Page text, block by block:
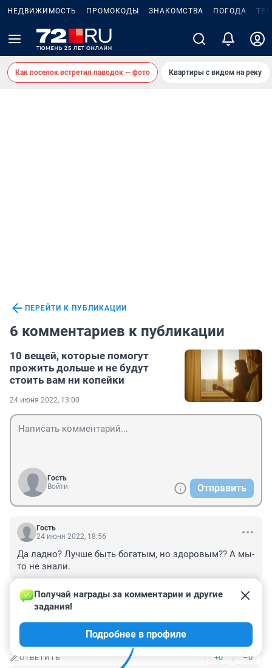
НЕДВИЖИМОСТЬ ПРОМОКОДЫ ЗНАКОМСТВА ПОГОДА
Как поселок встретил паводок — фото Квартиры с видом на реку
ПЕРЕЙТИ К ПУБЛИКАЦИИ
6 комментариев к публикации
10 вещей, которые помогут
прожить дольше и не будут
стоить вам ни копейки
24 июня 2022, 13:00
Гость
Войти
Отправить
Гость
24 июня 2022, 18:56
Да ладно? Лучше быть богатым, но здоровым?? А мы-
то не знали.
ОТВЕТИТЬ –0
Гость
12. Вообще отключите телефоны
ОТВЕТИТЬ +0 –0
Получай награды за комментарии и другие
задания!
Подробнее в профиле